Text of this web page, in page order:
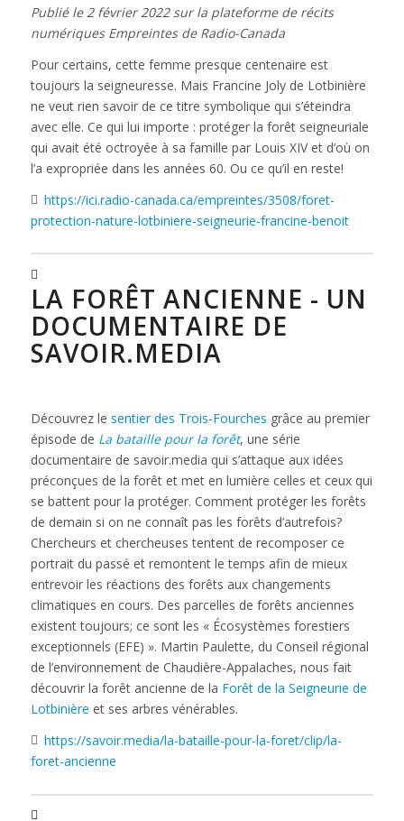
Publié le 2 février 2022 sur la plateforme de récits
numériques Empreintes de Radio-Canada
Pour certains, cette femme presque centenaire est
toujours la seigneuresse. Mais Francine Joly de Lotbinière
ne veut rien savoir de ce titre symbolique qui s’éteindra
avec elle. Ce qui lui importe : protéger la forêt seigneuriale
qui avait été octroyée à sa famille par Louis XIV et d’où on
l’a expropriée dans les années 60. Ou ce qu’il en reste!
https://ici.radio-canada.ca/empreintes/3508/foret-
protection-nature-lotbiniere-seigneurie-francine-benoit
LA FORÊT ANCIENNE - UN
DOCUMENTAIRE DE
SAVOIR.MEDIA
Découvrez le sentier des Trois-Fourches grâce au premier
épisode de La bataille pour la forêt, une série
documentaire de savoir.media qui s’attaque aux idées
préconçues de la forêt et met en lumière celles et ceux qui
se battent pour la protéger. Comment protéger les forêts
de demain si on ne connaît pas les forêts d’autrefois?
Chercheurs et chercheuses tentent de recomposer ce
portrait du passé et remontent le temps afin de mieux
entrevoir les réactions des forêts aux changements
climatiques en cours. Des parcelles de forêts anciennes
existent toujours; ce sont les « Écosystèmes forestiers
exceptionnels (EFE) ». Martin Paulette, du Conseil régional
de l’environnement de Chaudière-Appalaches, nous fait
découvrir la forêt ancienne de la Forêt de la Seigneurie de
Lotbinière et ses arbres vénérables.
https://savoir.media/la-bataille-pour-la-foret/clip/la-
foret-ancienne